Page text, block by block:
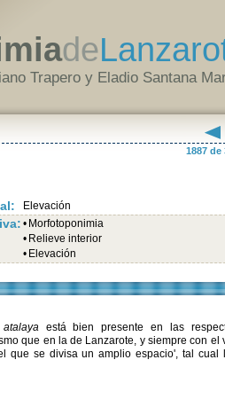
de
Trapero y Eladio Santana
1887 de
Elevación
• Morfotoponimia
• Relieve interior
• Elevación
atalayaestá bien presente en las
que en la de Lanzarote, y siempre con el
que se divisa un amplio espacio', tal cual